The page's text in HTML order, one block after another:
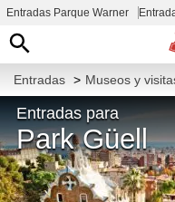
Entradas Parque Warner
Entradas > Museos y
Entradas para
Park Güell